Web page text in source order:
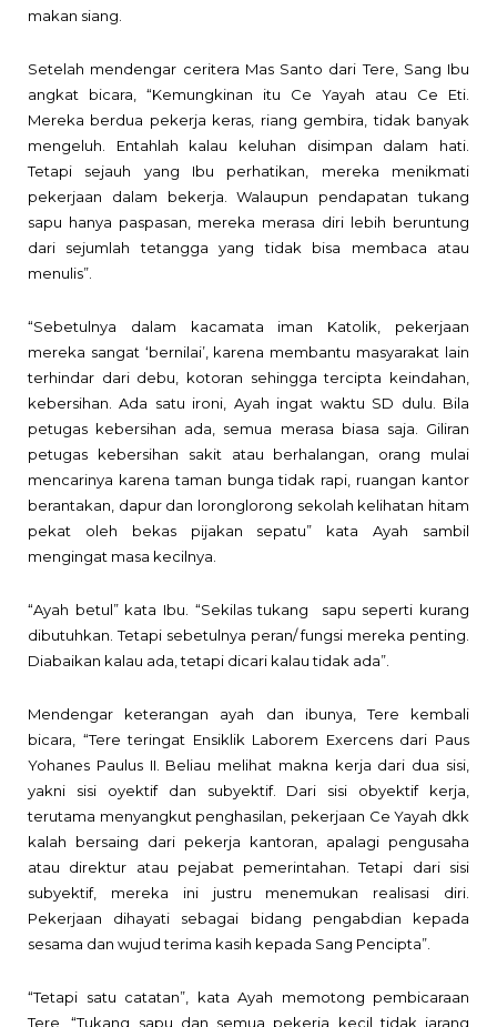
makan siang.
Setelah mendengar ceritera Mas Santo dari Tere, Sang Ibu
angkat bicara, “Kemungkinan itu Ce Yayah atau Ce Eti.
Mereka berdua pekerja keras, riang gembira, tidak banyak
mengeluh. Entahlah kalau keluhan disimpan dalam hati.
Tetapi sejauh yang Ibu perhatikan, mereka menikmati
pekerjaan dalam bekerja. Walaupun pendapatan tukang
sapu hanya paspasan, mereka merasa diri lebih beruntung
dari sejumlah tetangga yang tidak bisa membaca atau
menulis”.
“Sebetulnya dalam kacamata iman Katolik, pekerjaan
mereka sangat ‘bernilai’, karena membantu masyarakat lain
terhindar dari debu, kotoran sehingga tercipta keindahan,
kebersihan. Ada satu ironi, Ayah ingat waktu SD dulu. Bila
petugas kebersihan ada, semua merasa biasa saja. Giliran
petugas kebersihan sakit atau berhalangan, orang mulai
mencarinya karena taman bunga tidak rapi, ruangan kantor
berantakan, dapur dan loronglorong sekolah kelihatan hitam
pekat oleh bekas pijakan sepatu” kata Ayah sambil
mengingat masa kecilnya.
“Ayah betul” kata Ibu. “Sekilas tukang sapu seperti kurang
dibutuhkan. Tetapi sebetulnya peran/ fungsi mereka penting.
Diabaikan kalau ada, tetapi dicari kalau tidak ada”.
Mendengar keterangan ayah dan ibunya, Tere kembali
bicara, “Tere teringat Ensiklik Laborem Exercens dari Paus
Yohanes Paulus II. Beliau melihat makna kerja dari dua sisi,
yakni sisi oyektif dan subyektif. Dari sisi obyektif kerja,
terutama menyangkut penghasilan, pekerjaan Ce Yayah dkk
kalah bersaing dari pekerja kantoran, apalagi pengusaha
atau direktur atau pejabat pemerintahan. Tetapi dari sisi
subyektif, mereka ini justru menemukan realisasi diri.
Pekerjaan dihayati sebagai bidang pengabdian kepada
sesama dan wujud terima kasih kepada Sang Pencipta”.
“Tetapi satu catatan”, kata Ayah memotong pembicaraan
Tere, “Tukang sapu dan semua pekerja kecil tidak jarang